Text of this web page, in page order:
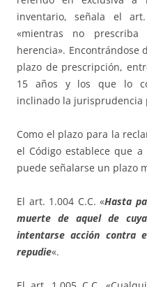
inventario, señala el
«mientras no
herencia».
plazo de prescripción,
15 años y los que lo
inclinado la jurisprudencia
Como el plazo para la
el Código establece que
puede señalarse un plazo
El art. 1.004 C.C. «Hasta
muerte de aquel de
intentarse acción contra
repudie«.